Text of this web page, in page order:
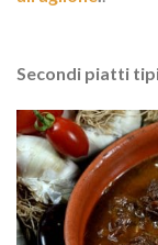
Secondi piatti